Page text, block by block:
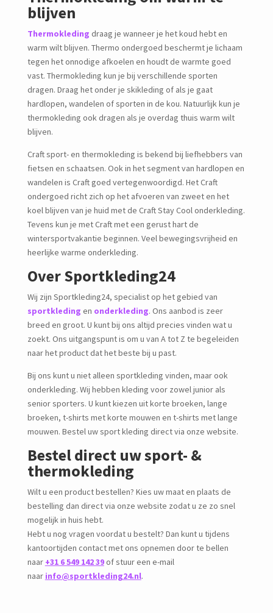
blijven
Thermokleding draag je wanneer je het koud hebt en
warm wilt blijven. Thermo ondergoed beschermt je lichaam
tegen het onnodige afkoelen en houdt de warmte goed
vast. Thermokleding kun je bij verschillende sporten
dragen. Draag het onder je skikleding of als je gaat
hardlopen, wandelen of sporten in de kou. Natuurlijk kun je
thermokleding ook dragen als je overdag thuis warm wilt
blijven.
Craft sport- en thermokleding is bekend bij liefhebbers van
fietsen en schaatsen. Ook in het segment van hardlopen en
wandelen is Craft goed vertegenwoordigd. Het Craft
ondergoed richt zich op het afvoeren van zweet en het
koel blijven van je huid met de Craft Stay Cool onderkleding.
Tevens kun je met Craft met een gerust hart de
wintersportvakantie beginnen. Veel bewegingsvrijheid en
heerlijke warme onderkleding.
Over Sportkleding24
Wij zijn Sportkleding24, specialist op het gebied van
sportkleding en onderkleding. Ons aanbod is zeer
breed en groot. U kunt bij ons altijd precies vinden wat u
zoekt. Ons uitgangspunt is om u van A tot Z te begeleiden
naar het product dat het beste bij u past.
Bij ons kunt u niet alleen sportkleding vinden, maar ook
onderkleding. Wij hebben kleding voor zowel junior als
senior sporters. U kunt kiezen uit korte broeken, lange
broeken, t-shirts met korte mouwen en t-shirts met lange
mouwen. Bestel uw sport kleding direct via onze website.
Bestel direct uw sport- &
thermokleding
Wilt u een product bestellen? Kies uw maat en plaats de
bestelling dan direct via onze website zodat u ze zo snel
mogelijk in huis hebt.
Hebt u nog vragen voordat u bestelt? Dan kunt u tijdens
kantoortijden contact met ons opnemen door te bellen
naar +31 6 549 142 39of stuur een e-mail
naar info@sportkleding24.nl.